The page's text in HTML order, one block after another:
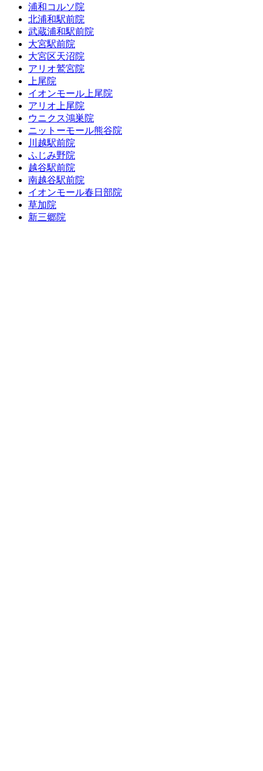
浦和コルソ院
北浦和駅前院
武蔵浦和駅前院
大宮駅前院
大宮区天沼院
アリオ鷲宮院
上尾院
イオンモール上尾院
アリオ上尾院
ウニクス鴻巣院
ニットーモール熊谷院
川越駅前院
ふじみ野院
越谷駅前院
南越谷駅前院
イオンモール春日部院
草加院
新三郷院